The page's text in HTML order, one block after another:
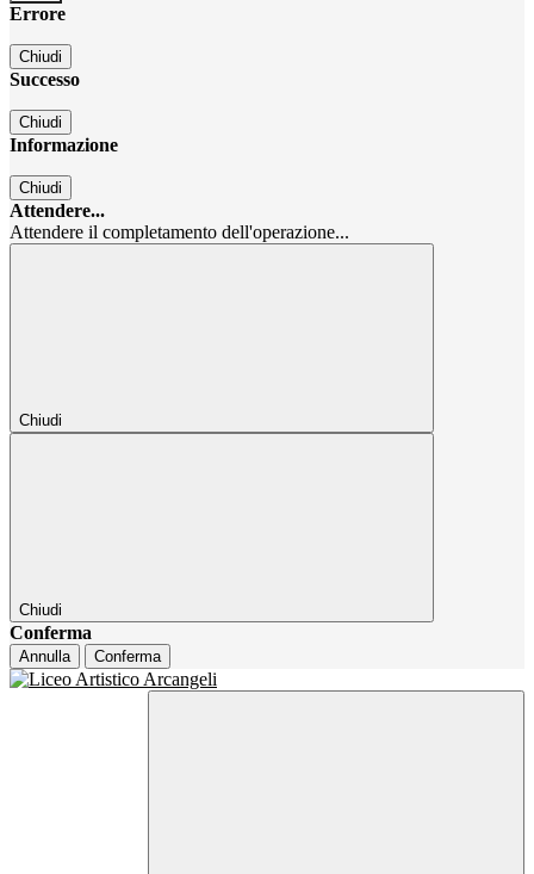
Errore
Chiudi
Successo
Chiudi
Informazione
Chiudi
Attendere...
Attendere il completamento dell'operazione...
Chiudi
Chiudi
Conferma
Annulla Conferma